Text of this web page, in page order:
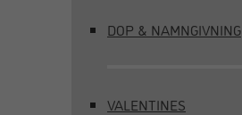
DOP & NAMNGIVNING
VALENTINES